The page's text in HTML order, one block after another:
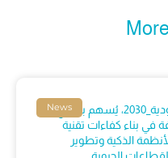
News
تماشيًا مع تطلعات #رؤية_السعودية_2030، يُسهم برنامج
في بناء كفاءات تقنية
الذكية وتطوير
الحيوية.